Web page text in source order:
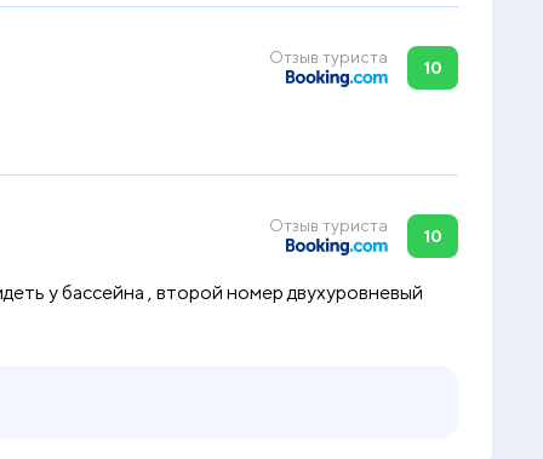
Отзыв туриста
10
Отзыв туриста
10
у бассейна , второй номер двухуровневый